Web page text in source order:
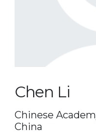
Chen Li
Chinese
China